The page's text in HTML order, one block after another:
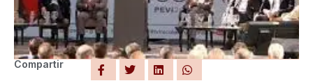
Compartir